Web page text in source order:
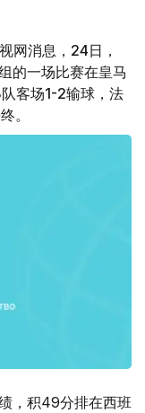
网消息，24日，
的一场比赛在皇马
客场1-2输球，法
。
，积49分排在西班